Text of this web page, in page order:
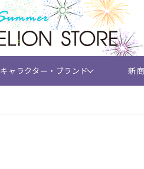
キャラクター・ブランド 新